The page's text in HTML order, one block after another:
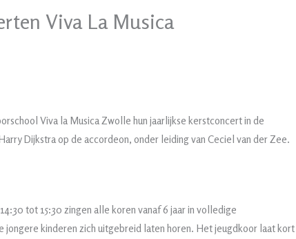
Viva La Musica
Viva la Musica Zwolle hun jaarlijkse kerstconcert in de
Dijkstra op de accordeon, onder leiding van Ceciel van der Zee.
tot 15:30 zingen alle koren vanaf 6 jaar in volledige
jongere kinderen zich uitgebreid laten horen. Het jeugdkoor laat kort